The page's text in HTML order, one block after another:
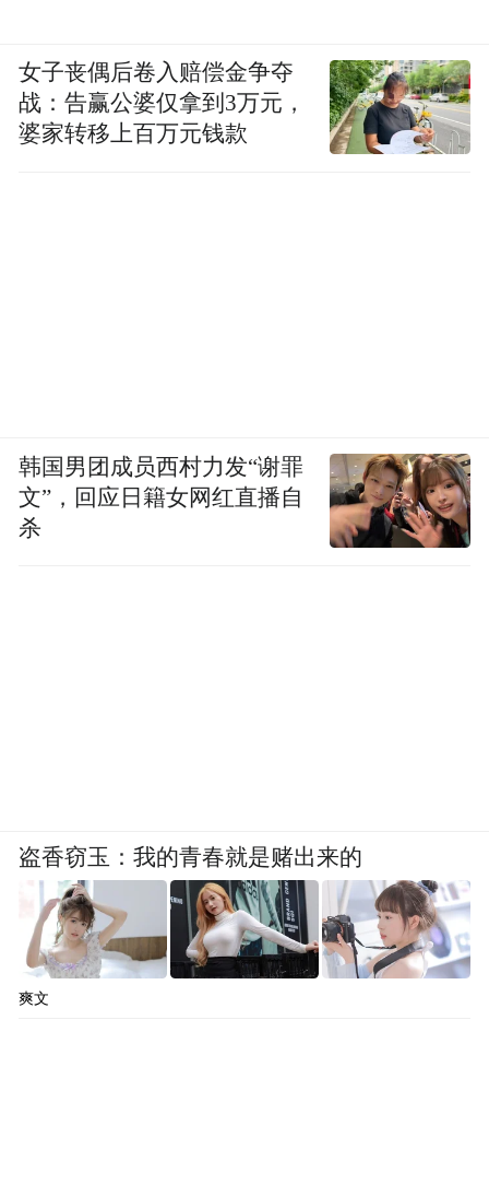
女子丧偶后卷入赔偿金争夺
战：告赢公婆仅拿到3万元，
婆家转移上百万元钱款
韩国男团成员西村力发“谢罪
文”，回应日籍女网红直播自
杀
盗香窃玉：我的青春就是赌出来的
爽文